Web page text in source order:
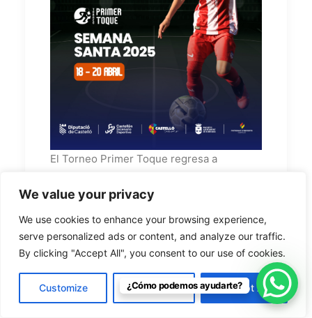
We value your privacy
We use cookies to enhance your browsing experience,
serve personalized ads or content, and analyze our traffic.
By clicking "Accept All", you consent to our use of cookies.
Customize Reject All Accept All
El Torneo Primer Toque regresa a
consolidándose como uno de los eventos
más emblemáticos de fútbol base en
España. Celebrando su decimoséptima
edición, este torneo no solo ha crecido en
participación sino que también ha marcado
un hito en la historia del fútbol joven con
unas más que destacables cifras de
¿Cómo podemos ayudarte?